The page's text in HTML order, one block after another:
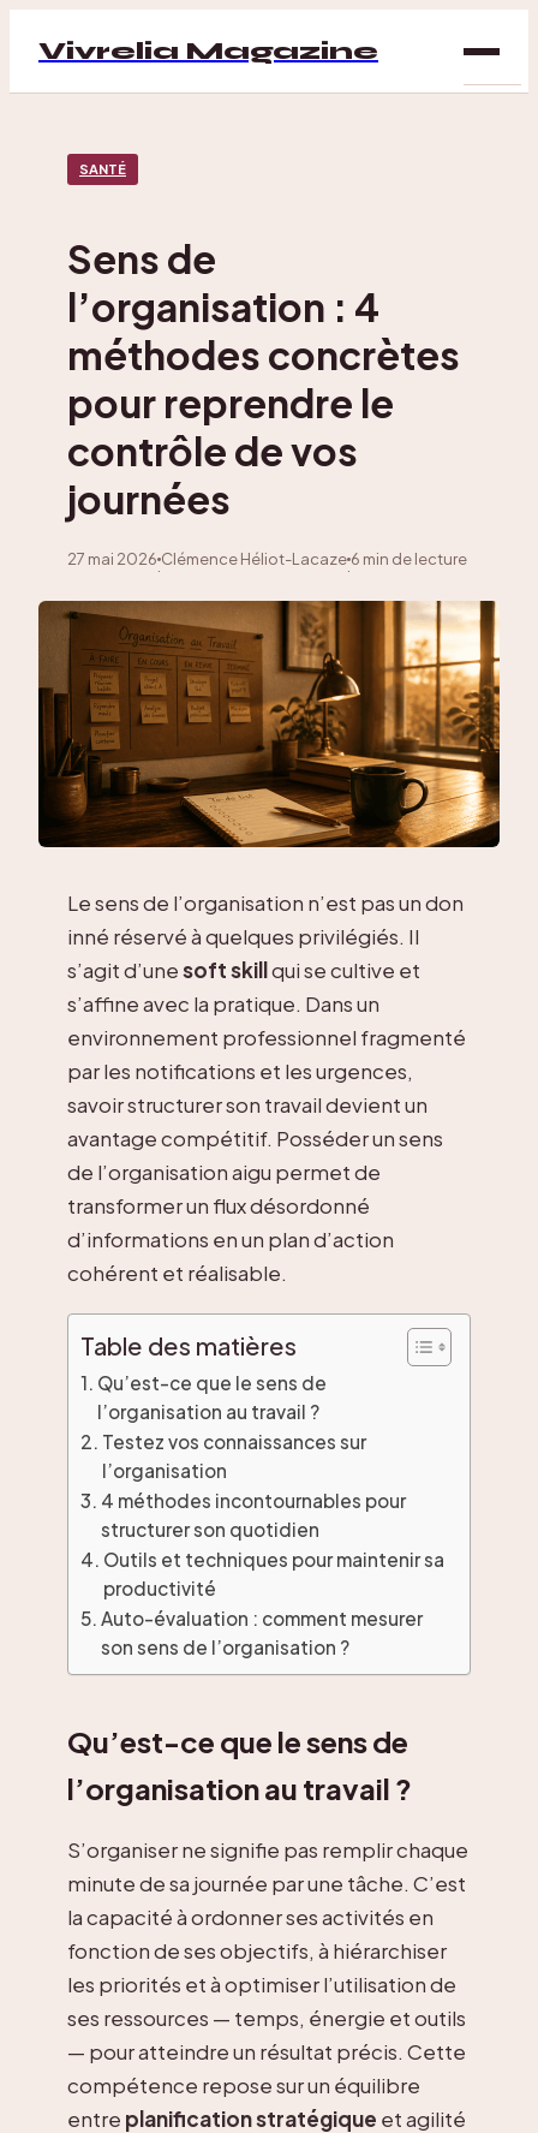
Vivrelia Magazine
SANTÉ
Sens de
l’organisation : 4
méthodes concrètes
pour reprendre le
contrôle de vos
journées
27 mai 2026
·
Clémence Héliot-Lacaze
·
6 min de lecture
Le sens de l’organisation n’est pas un don
inné réservé à quelques privilégiés. Il
s’agit d’unesoft skillqui se cultive et
s’affine avec la pratique. Dans un
environnement professionnel fragmenté
par les notifications et les urgences,
savoir structurer son travail devient un
avantage compétitif. Posséder un sens
de l’organisation aigu permet de
transformer un flux désordonné
d’informations en un plan d’action
cohérent et réalisable.
Table des matières
Qu’est-ce que le sens de
l’organisation au travail ?
Testez vos connaissances sur
l’organisation
4 méthodes incontournables pour
structurer son quotidien
Outils et techniques pour maintenir sa
productivité
Auto-évaluation : comment mesurer
son sens de l’organisation ?
Qu’est-ce que le sens de
l’organisation au travail ?
S’organiser ne signifie pas remplir chaque
minute de sa journée par une tâche. C’est
la capacité à ordonner ses activités en
fonction de ses objectifs, à hiérarchiser
les priorités et à optimiser l’utilisation de
ses ressources — temps, énergie et outils
— pour atteindre un résultat précis. Cette
compétence repose sur un équilibre
entre planification stratégique et agilité